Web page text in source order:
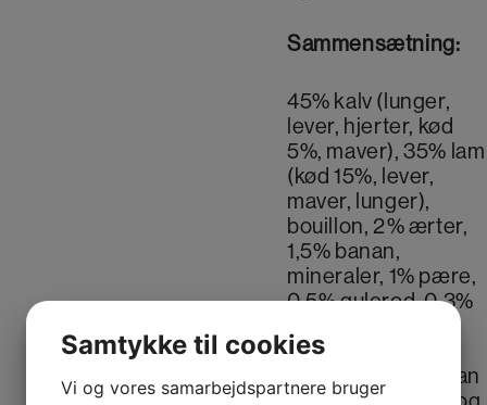
Sammensætning:
45% kalv (lunger,
lever, hjerter, kød
5%, maver), 35% lam
(kød 15%, lever,
maver, lunger),
bouillon, 2% ærter,
1,5% banan,
mineraler, 1% pære,
0,5% gulerod, 0,3%
(indeholder
præbiotika, mannan
Samtykke til cookies
Vi og vores samarbejdspartnere bruger